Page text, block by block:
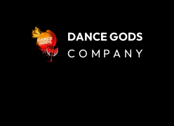
DANCE GODS
COMPANY